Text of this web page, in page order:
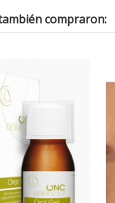
compraron: